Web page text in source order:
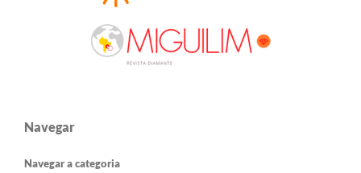
Navegar
Navegar a categoria